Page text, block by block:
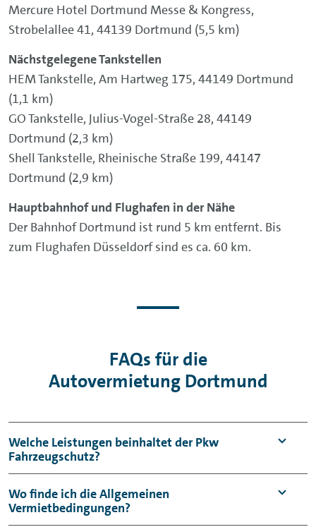
Mercure Hotel Dortmund Messe & Kongress,
Strobelallee 41, 44139 Dortmund (5,5 km)
Nächstgelegene Tankstellen
HEM Tankstelle, Am Hartweg 175, 44149 Dortmund
(1,1 km)
GO Tankstelle, Julius-Vogel-Straße 28, 44149
Dortmund (2,3 km)
Shell Tankstelle, Rheinische Straße 199, 44147
Dortmund (2,9 km)
Hauptbahnhof und Flughafen in der Nähe
Der Bahnhof Dortmund ist rund 5 km entfernt. Bis
zum Flughafen Düsseldorf sind es ca. 60 km.
FAQs für die
Autovermietung Dortmund
Welche Leistungen beinhaltet der Pkw
Fahrzeugschutz?
Der Pkw Fahrzeugschutz umfasst einen
Haftpflicht- sowie einen Kaskoschutz mit
Wo finde ich die Allgemeinen
Vermietbedingungen?